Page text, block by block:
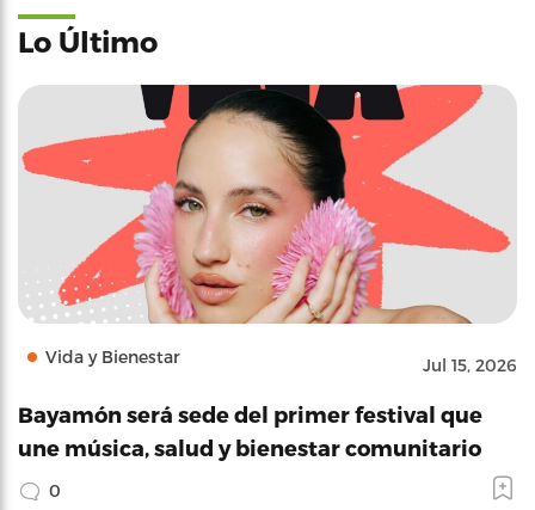
Lo Último
Vida y Bienestar Jul 15, 2026
Bayamón será sede del primer festival que
une música, salud y bienestar comunitario
0